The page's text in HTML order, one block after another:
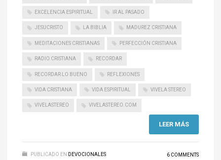
EXCELENCIA ESPIRITUAL IR AL PASADO
JESUCRISTO LA BIBLIA MADUREZ CRISTIANA
MEDITACIONES CRISTIANAS PERFECCIÓN CRISTIANA
RADIO CRISTIANA RECORDAR
RECORDAR LO BUENO REFLEXIONES
VIDA CRISTIANA VIDA ESPIRITUAL VIVELA STEREO
VIVELASTEREO VIVELASTEREO.COM
LEER MÁS
PUBLICADO EN DEVOCIONALES 6 COMMENTS